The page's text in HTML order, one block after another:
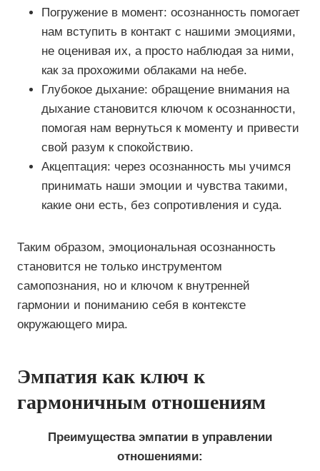
Погружение в момент: осознанность помогает
нам вступить в контакт с нашими эмоциями,
не оценивая их, а просто наблюдая за ними,
как за прохожими облаками на небе.
Глубокое дыхание: обращение внимания на
дыхание становится ключом к осознанности,
помогая нам вернуться к моменту и привести
свой разум к спокойствию.
Акцептация: через осознанность мы учимся
принимать наши эмоции и чувства такими,
какие они есть, без сопротивления и суда.
Таким образом, эмоциональная осознанность
становится не только инструментом
самопознания, но и ключом к внутренней
гармонии и пониманию себя в контексте
окружающего мира.
Эмпатия как ключ к
гармоничным отношениям
Преимущества эмпатии в управлении
отношениями: